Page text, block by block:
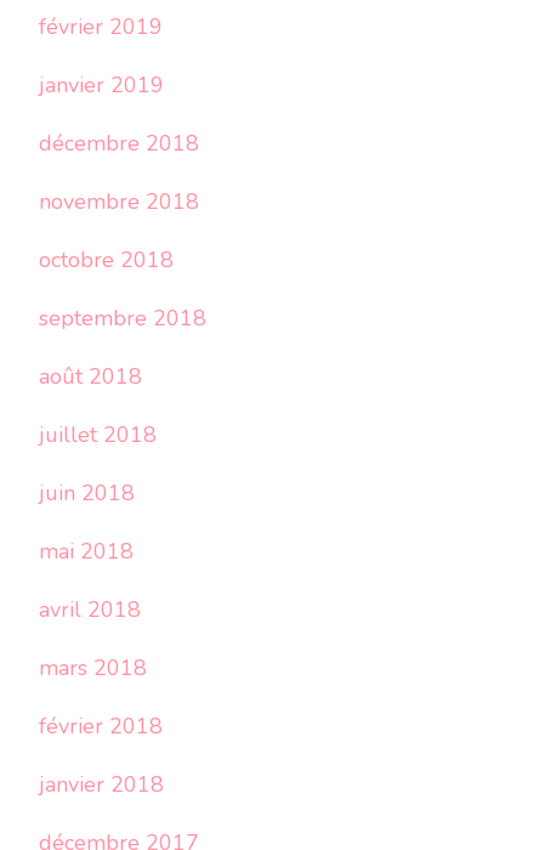
février 2019
janvier 2019
décembre 2018
novembre 2018
octobre 2018
septembre 2018
août 2018
juillet 2018
juin 2018
mai 2018
avril 2018
mars 2018
février 2018
janvier 2018
décembre 2017